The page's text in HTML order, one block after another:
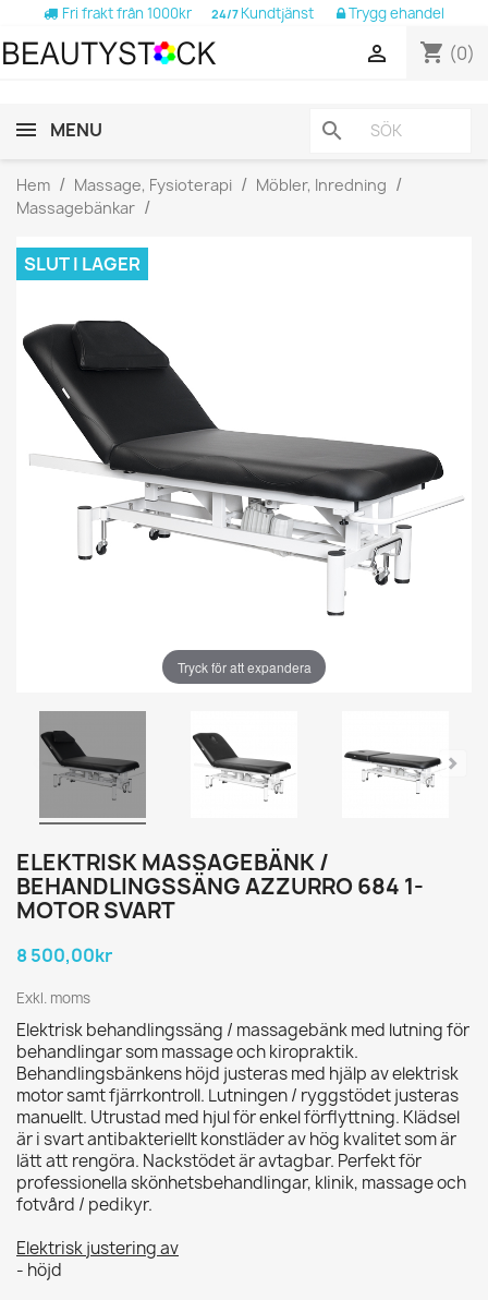
Fri frakt från 1000kr 24/7 Kundtjänst Trygg ehandel
shopping_cart (0)

MENU search
Hem Massage, Fysioterapi
Möbler, Inredning
Massagebänkar
SLUT I LAGER
Tryck för att expandera
ELEKTRISK MASSAGEBÄNK /
BEHANDLINGSSÄNG AZZURRO 684 1-
MOTOR SVART
8 500,00kr
Exkl. moms
Elektrisk behandlingssäng / massagebänk med lutning för
behandlingar som massage och kiropraktik.
Behandlingsbänkens höjd justeras med hjälp av elektrisk
motor samt fjärrkontroll. Lutningen / ryggstödet justeras
manuellt. Utrustad med hjul för enkel förflyttning. Klädsel
är i svart antibakteriellt konstläder av hög kvalitet som är
lätt att rengöra. Nackstödet är avtagbar. Perfekt för
professionella skönhetsbehandlingar, klinik, massage och
fotvård / pedikyr.
Elektrisk justering av
- höjd